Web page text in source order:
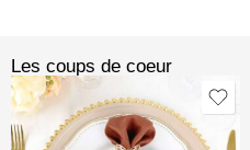
Les coups de coeur​